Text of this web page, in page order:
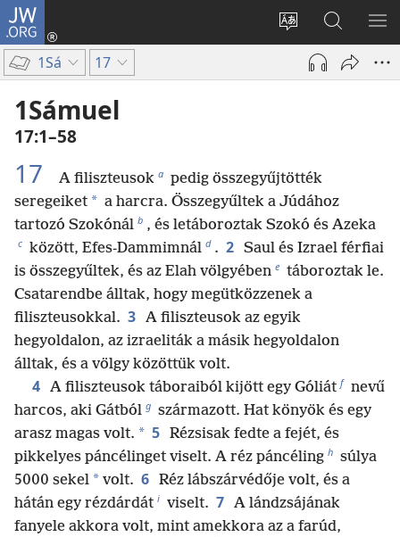
JW.ORG
Oldal
nyelvének
megváltoztatása
Bejelentkezés
(opens
window)
Keresés
a jw.org
honlapon
1Sá 17
1Sámuel
17:1–58
17 A filiszteusok a pedig összegyűjtötték
seregeiket * a harcra. Összegyűltek a Júdához
tartozó Szokónál b , és letáboroztak Szokó és Azeka
c között, Efes-Dammimnál d . 2 Saul és Izrael férfiai
is összegyűltek, és az Elah völgyében e táboroztak le.
Csatarendbe álltak, hogy megütközzenek a
filiszteusokkal. 3 A filiszteusok az egyik
hegyoldalon, az izraeliták a másik hegyoldalon
álltak, és a völgy közöttük volt.
4 A filiszteusok táboraiból kijött egy Góliát f nevű
harcos, aki Gátból g származott. Hat könyök és egy
arasz magas volt. * 5 Rézsisak fedte a fejét, és
pikkelyes páncélinget viselt. A réz páncéling h súlya
5000 sekel * volt. 6 Réz lábszárvédője volt, és a
hátán egy rézdárdát i viselt. 7 A lándzsájának
fanyele akkora volt, mint amekkora az a farúd,